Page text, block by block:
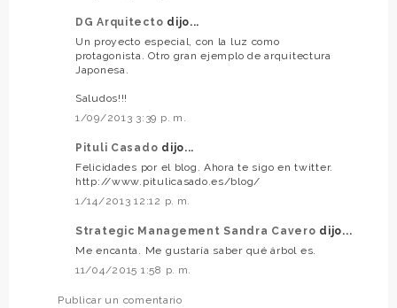
DG Arquitecto dijo...
Un proyecto especial, con la luz como
protagonista. Otro gran ejemplo de arquitectura
Japonesa.
Saludos!!!
1/09/2013 3:39 p. m.
Pituli Casado dijo...
Felicidades por el blog. Ahora te sigo en twitter.
http://www.pitulicasado.es/blog/
1/14/2013 12:12 p. m.
Strategic Management Sandra Cavero dijo...
Me encanta. Me gustaría saber qué árbol es.
11/04/2015 1:58 p. m.
Publicar un comentario